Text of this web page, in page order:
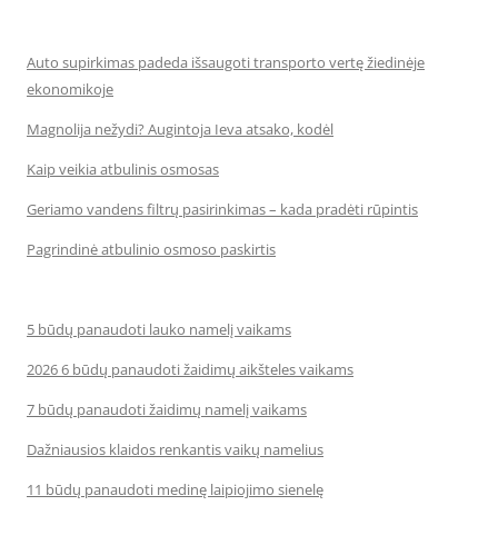
Auto supirkimas padeda išsaugoti transporto vertę žiedinėje
ekonomikoje
Magnolija nežydi? Augintoja Ieva atsako, kodėl
Kaip veikia atbulinis osmosas
Geriamo vandens filtrų pasirinkimas – kada pradėti rūpintis
Pagrindinė atbulinio osmoso paskirtis
5 būdų panaudoti lauko namelį vaikams
2026 6 būdų panaudoti žaidimų aikšteles vaikams
7 būdų panaudoti žaidimų namelį vaikams
Dažniausios klaidos renkantis vaikų namelius
11 būdų panaudoti medinę laipiojimo sienelę